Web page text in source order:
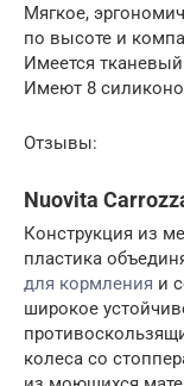
Мягкое,
по высоте и
Имеется
Имеют 8
Отзывы:
Nuovita
Конструкция из
пластика
для кормления и
широкое
колеса со